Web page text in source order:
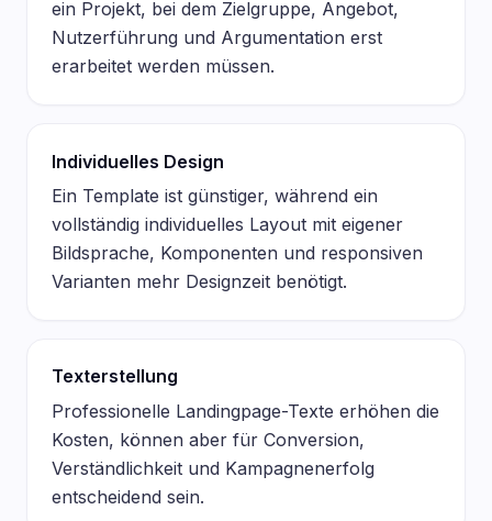
ein Projekt, bei dem Zielgruppe, Angebot,
Nutzerführung und Argumentation erst
erarbeitet werden müssen.
Individuelles Design
Ein Template ist günstiger, während ein
vollständig individuelles Layout mit eigener
Bildsprache, Komponenten und responsiven
Varianten mehr Designzeit benötigt.
Texterstellung
Professionelle Landingpage-Texte erhöhen die
Kosten, können aber für Conversion,
Verständlichkeit und Kampagnenerfolg
entscheidend sein.